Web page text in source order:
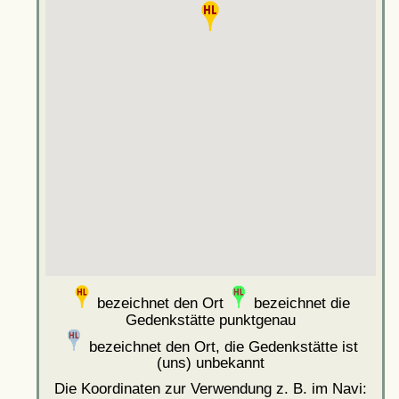
bezeichnet den Ort
bezeichnet die
Gedenkstätte punktgenau
bezeichnet den Ort, die Gedenkstätte ist
(uns) unbekannt
Die Koordinaten zur Verwendung z. B. im Navi: